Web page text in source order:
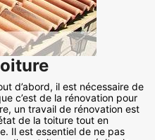
d’abord, il est nécessaire de
c’est de la rénovation pour
un travail de rénovation est
de la toiture tout en
Il est essentiel de ne pas